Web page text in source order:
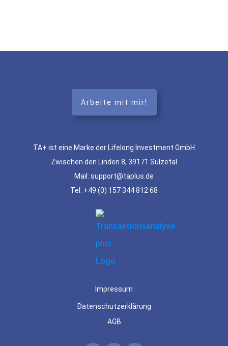
Impressum
Datenschutzerklärung
AGB
Arbeite mit mir!
TA+ ist eine Marke der Lifelong Investment GmbH
Zwischen den Linden 8, 39171 Sülzetal
Mail: support@taplus.de
Tel: +49 (0) 157 344 812 68